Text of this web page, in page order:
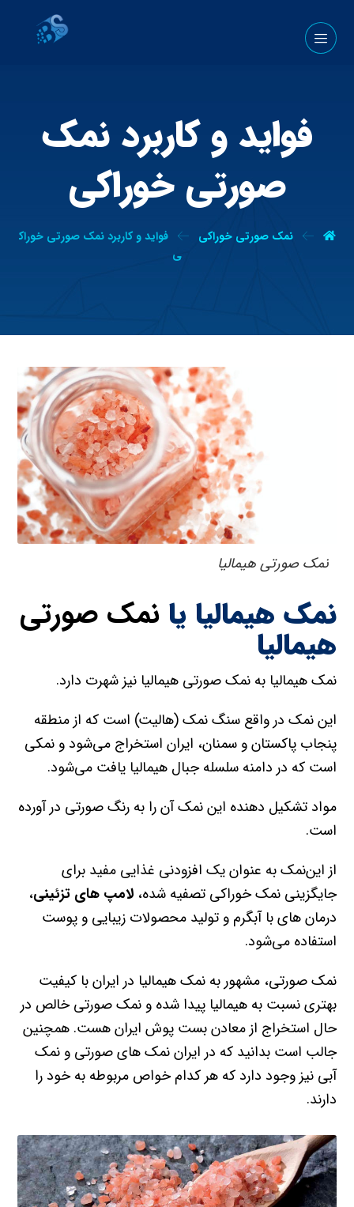
فواید و کاربرد نمک
صورتی خوراکی
نمک صورتی خوراکی
فواید و کاربرد نمک صورتی خوراک
ی
نمک صورتی هیمالیا
نمک هیمالیا یا نمک صورتی
هیمالیا
نمک هیمالیا به نمک صورتی هیمالیا نیز شهرت دارد.
این نمک در واقع سنگ نمک (هالیت) است که از منطقه
پنجاب پاکستان و سمنان، ایران استخراج می‌شود و نمکی
است که در دامنه سلسله جبال هیمالیا یافت می‌شود.
مواد تشکیل دهنده این نمک آن را به رنگ صورتی در آورده
است.
از این‌نمک به عنوان یک افزودنی غذایی مفید برای
جایگزینی نمک خوراکی تصفیه شده،لامپ های تزئینی،
درمان های با آبگرم و تولید محصولات زیبایی و پوست
استفاده می‌شود.
نمک صورتی، مشهور به نمک هیمالیا در ایران با کیفیت
بهتری نسبت به هیمالیا پیدا شده و نمک صورتی خالص در
حال استخراج از معادن بست پوش ایران هست. همچنین
جالب است بدانید که در ایران نمک های صورتی و نمک
آبی نیز وجود دارد که هر کدام خواص مربوطه به خود را
دارند.